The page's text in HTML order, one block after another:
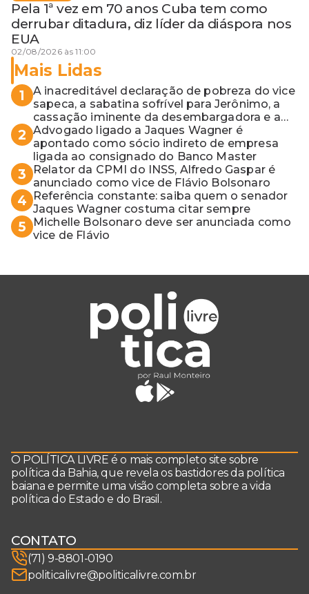
Pela 1ª vez em 70 anos Cuba tem como
derrubar ditadura, diz líder da diáspora nos
EUA
02/08/2026 às 11:00
Mais Lidas
1
A inacreditável declaração de pobreza do vice
sapeca, a sabatina sofrível para Jerônimo, a
cassação iminente da desembargadora e a
vaga do Quinto para o MP baiano
2 Advogado ligado a Jaques Wagner é
apontado como sócio indireto de empresa
ligada ao consignado do Banco Master
3
Relator da CPMI do INSS, Alfredo Gaspar é
anunciado como vice de Flávio Bolsonaro
4
Referência constante: saiba quem o senador
Jaques Wagner costuma citar sempre
5
Michelle Bolsonaro deve ser anunciada como
vice de Flávio
O POLÍTICA LIVRE é o mais completo site sobre
política da Bahia, que revela os bastidores da política
baiana e permite uma visão completa sobre a vida
política do Estado e do Brasil.
CONTATO
(71) 9-8801-0190
politicalivre@politicalivre.com.br